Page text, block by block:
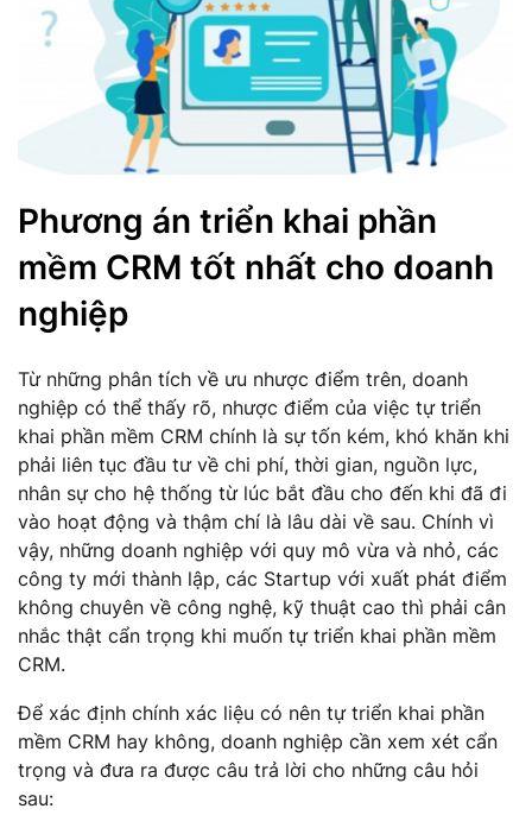
Phương án triển khai phần
mềm CRM tốt nhất cho doanh
nghiệp
Từ những phân tích về ưu nhược điểm trên, doanh
nghiệp có thể thấy rõ, nhược điểm của việc tự triển
khai phần mềm CRM chính là sự tốn kém, khó khăn khi
phải liên tục đầu tư về chi phí, thời gian, nguồn lực,
nhân sự cho hệ thống từ lúc bắt đầu cho đến khi đã đi
vào hoạt động và thậm chí là lâu dài về sau. Chính vì
vậy, những doanh nghiệp với quy mô vừa và nhỏ, các
công ty mới thành lập, các Startup với xuất phát điểm
không chuyên về công nghệ, kỹ thuật cao thì phải cân
nhắc thật cẩn trọng khi muốn tự triển khai phần mềm
CRM.
Để xác định chính xác liệu có nên tự triển khai phần
mềm CRM hay không, doanh nghiệp cần xem xét cẩn
trọng và đưa ra được câu trả lời cho những câu hỏi
sau: